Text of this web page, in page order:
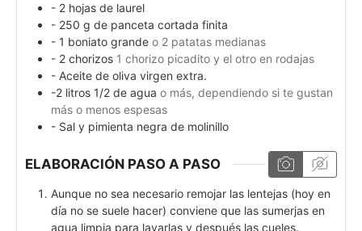
- 2 hojas de laurel
- 250 g de panceta cortada finita
- 1 boniato grande o 2 patatas medianas
- 2 chorizos 1 chorizo picadito y el otro en rodajas
- Aceite de oliva virgen extra.
-2 litros 1/2 de agua o más, dependiendo si te gustan
más o menos espesas
- Sal y pimienta negra de molinillo
ELABORACIÓN PASO A PASO
Aunque no sea necesario remojar las lentejas (hoy en
día no se suele hacer) conviene que las sumerjas en
agua limpia para lavarlas y después las cueles.